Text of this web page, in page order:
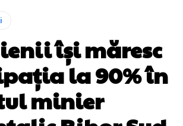
își măresc
la 90% în
minier